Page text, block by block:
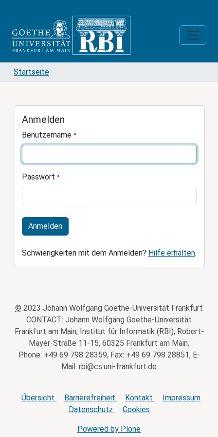
Startseite
Anmelden
Benutzername
Passwort
Anmelden
Schwierigkeiten mit dem Anmelden? Hilfe erhalten.
© 2023 Johann Wolfgang Goethe-Universität Frankfurt
CONTACT: Johann Wolfgang Goethe-Universität
Frankfurt am Main, Institut für Informatik (RBI), Robert-
Mayer-Straße 11-15, 60325 Frankfurt am Main.
Phone: +49 69 798 28359, Fax: +49 69 798 28851, E-
Mail: rbi@cs.uni-frankfurt.de
Übersicht Barrierefreiheit Kontakt
Impressum
Datenschutz
Cookies
Powered by Plone